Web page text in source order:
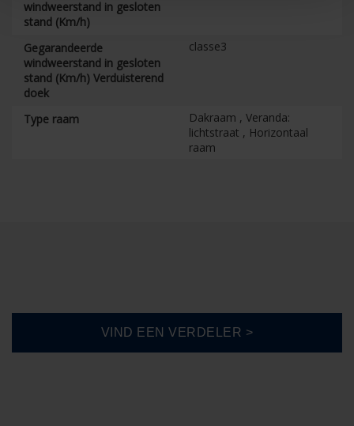
windweerstand in gesloten
stand (Km/h)
Gegarandeerde
windweerstand in gesloten
stand (Km/h) Verduisterend
doek
classe3
Type raam
Dakraam , Veranda:
lichtstraat , Horizontaal
raam